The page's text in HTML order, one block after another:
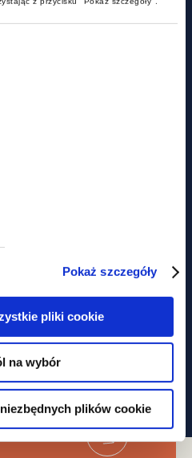
Pokaż szczegóły
pliki cookie
na wybór
plików cookie
w
zmiany